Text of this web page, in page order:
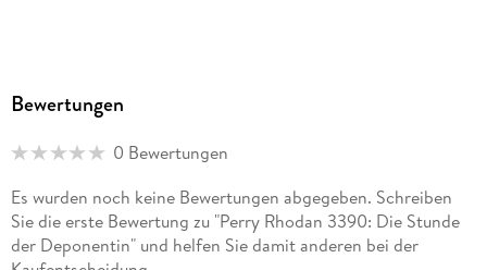
Bewertungen
0 Bewertungen
Es wurden noch keine Bewertungen abgegeben. Schreiben
Sie die erste Bewertung zu "Perry Rhodan 3390: Die Stunde
der Deponentin" und helfen Sie damit anderen bei der